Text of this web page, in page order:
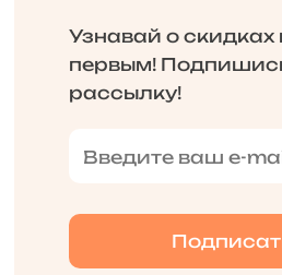
Узнавай о скидках
первым!
рассылку!